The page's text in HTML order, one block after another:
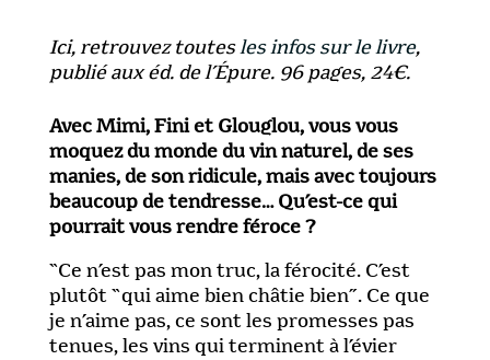
Ici, retrouvez toutes les infos sur le livre,
publié aux éd. de l’Épure. 96 pages, 24€.
Avec Mimi, Fini et Glouglou, vous vous
moquez du monde du vin naturel, de ses
manies, de son ridicule, mais avec toujours
beaucoup de tendresse… Qu’est-ce qui
pourrait vous rendre féroce ?
“Ce n’est pas mon truc, la férocité. C’est
plutôt “qui aime bien châtie bien”. Ce que
je n’aime pas, ce sont les promesses pas
tenues, les vins qui terminent à l’évier